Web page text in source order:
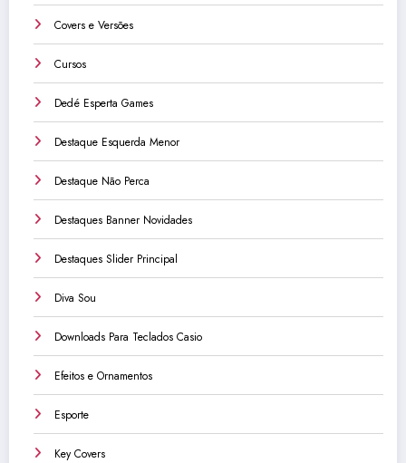
Covers e Versões
Cursos
Dedé Esperta Games
Destaque Esquerda Menor
Destaque Não Perca
Destaques Banner Novidades
Destaques Slider Principal
Diva Sou
Downloads Para Teclados Casio
Efeitos e Ornamentos
Esporte
Key Covers